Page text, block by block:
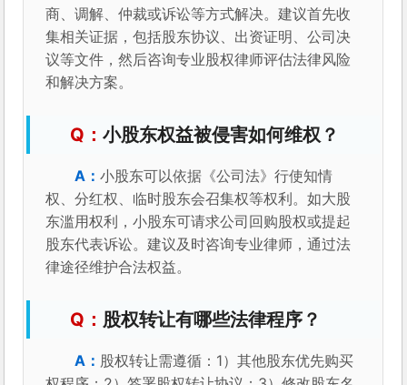
商、调解、仲裁或诉讼等方式解决。建议首先收
集相关证据，包括股东协议、出资证明、公司决
议等文件，然后咨询专业股权律师评估法律风险
和解决方案。
小股东权益被侵害如何维权？
小股东可以依据《公司法》行使知情
权、分红权、临时股东会召集权等权利。如大股
东滥用权利，小股东可请求公司回购股权或提起
股东代表诉讼。建议及时咨询专业律师，通过法
律途径维护合法权益。
股权转让有哪些法律程序？
股权转让需遵循：1）其他股东优先购买